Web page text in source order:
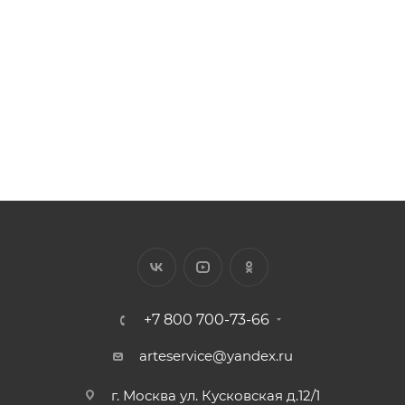
+7 800 700-73-66
arteservice@yandex.ru
г. Москва ул. Кусковская д.12/1